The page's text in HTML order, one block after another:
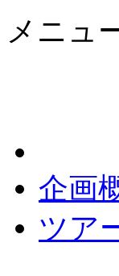
メニュ
企画
ツア